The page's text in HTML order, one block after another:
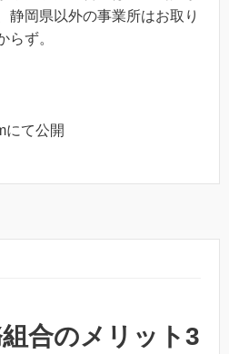
静岡県以外の事業所はお取り
らず。
にて公開
合のメリット3